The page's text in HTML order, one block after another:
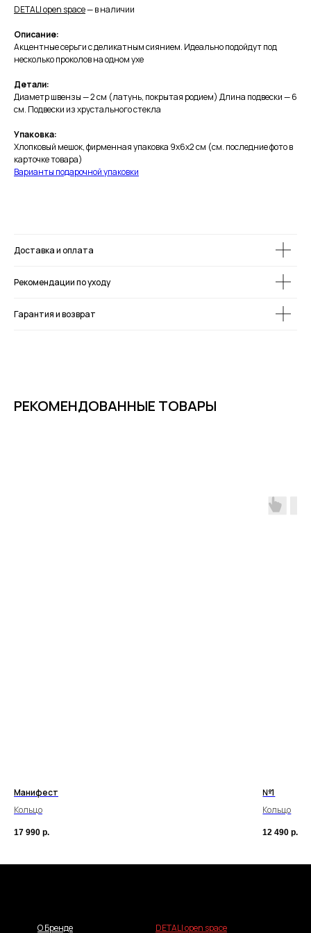
DETALI open space—в наличии
Описание:
Акцентные серьги с деликатным сиянием. Идеально подойдут под
несколько проколов на одном ухе
Детали:
Диаметр швензы — 2 см (латунь, покрытая родием) Длина подвески — 6
см. Подвески из хрустального стекла
Упаковка:
Хлопковый мешок, фирменная упаковка 9х6х2 см (см. последние фото в
карточке товара)
Варианты подарочной упаковки
Доставка и оплата
Рекомендации по уходу
Гарантия и возврат
РЕКОМЕНДОВАННЫЕ ТОВАРЫ
Манифест
Кольцо
17 990 р.
№1
Кольцо
12 490 р.
О Бренде DETALI open space